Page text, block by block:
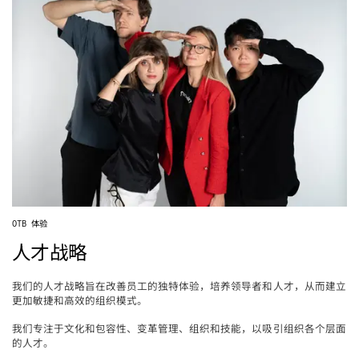
OTB 体验
人才战略
我们的人才战略旨在改善员工的独特体验，培养领导者和人才，从而建立
更加敏捷和高效的组织模式。
我们专注于文化和包容性、变革管理、组织和技能，以吸引组织各个层面
的人才。